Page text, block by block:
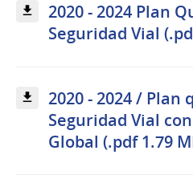
2020 - 2024 Plan
Seguridad Vial
2020 - 2024 / Plan
Seguridad Vial
Global (.pdf 1.79